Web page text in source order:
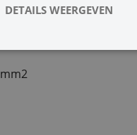
plug NL-4FX
DETAILS WEERGEVEN